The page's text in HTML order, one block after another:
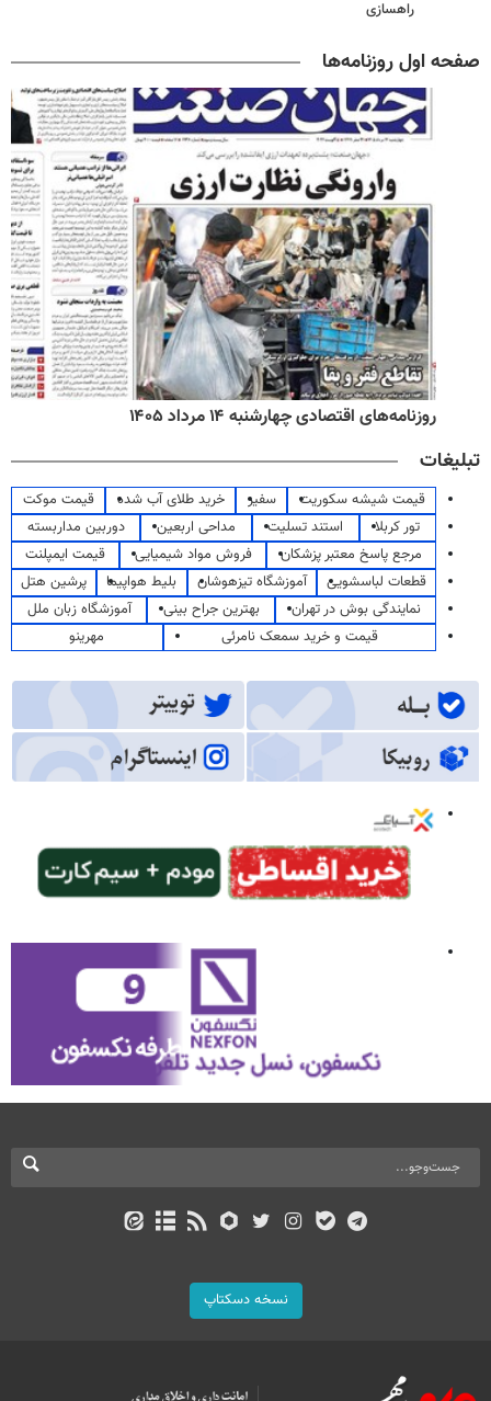
راهسازی
صفحه اول روزنامه‌ها
روزنامه‌های اقتصادی چهارشنبه ۱۴ مرداد ۱۴۰۵
تبلیغات
قیمت شیشه سکوریت سفیر خرید طلای آب شده
قیمت موکت
تور کربلا
استند تسلیت مداحی اربعین
دوربین مداربسته
مرجع پاسخ معتبر پزشکان
فروش مواد شیمیایی
قیمت ایمپلنت
قطعات لباسشویی
آموزشگاه تیزهوشان بلیط هواپیما
پرشین هتل
نمایندگی بوش در تهران
بهترین جراح بینی
آموزشگاه زبان ملل
قیمت و خرید سمعک نامرئی
مهرینو
نسخه دسکتاپ